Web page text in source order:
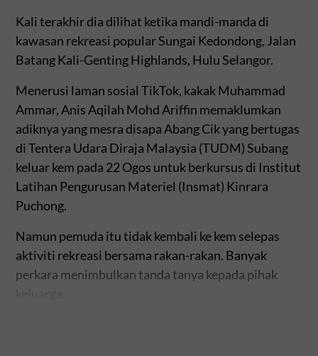
Kali terakhir dia dilihat ketika mandi-manda di
kawasan rekreasi popular Sungai Kedondong, Jalan
Batang Kali-Genting Highlands, Hulu Selangor.
Menerusi laman sosial TikTok, kakak Muhammad
Ammar, Anis Aqilah Mohd Ariffin memaklumkan
adiknya yang mesra disapa Abang Cik yang bertugas
di Tentera Udara Diraja Malaysia (TUDM) Subang
keluar kem pada 22 Ogos untuk berkursus di Institut
Latihan Pengurusan Materiel (Insmat) Kinrara
Puchong.
Namun pemuda itu tidak kembali ke kem selepas
aktiviti rekreasi bersama rakan-rakan. Banyak
perkara menimbulkan tanda tanya kepada pihak
keluarga.